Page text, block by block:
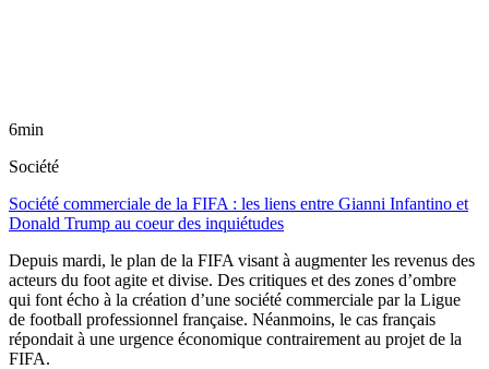
6min
Société
Société commerciale de la FIFA : les liens entre Gianni Infantino et
Donald Trump au coeur des inquiétudes
Depuis mardi, le plan de la FIFA visant à augmenter les revenus des
acteurs du foot agite et divise. Des critiques et des zones d’ombre
qui font écho à la création d’une société commerciale par la Ligue
de football professionnel française. Néanmoins, le cas français
répondait à une urgence économique contrairement au projet de la
FIFA.